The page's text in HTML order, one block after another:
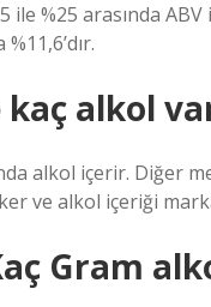
%25 arasında
alkol
alkol içerir. Diğer
ve alkol içeriği
Gram